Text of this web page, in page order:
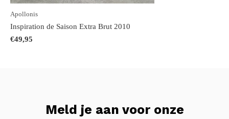
Apollonis
Inspiration de Saison Extra Brut 2010
€49,95
Meld je aan voor onze